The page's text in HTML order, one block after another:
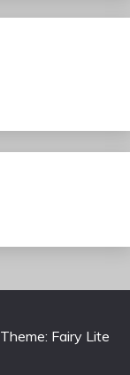
Theme: Fairy Lite